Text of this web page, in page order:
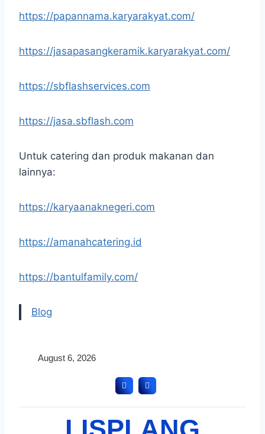
https://papannama.karyarakyat.com/
https://jasapasangkeramik.karyarakyat.com/
https://sbflashservices.com
https://jasa.sbflash.com
Untuk catering dan produk makanan dan
lainnya:
https://karyaanaknegeri.com
https://amanahcatering.id
https://bantulfamily.com/
Blog